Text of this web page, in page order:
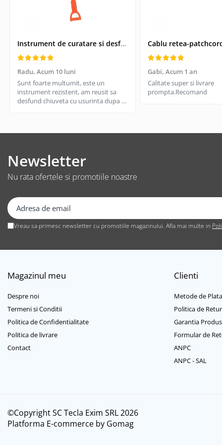
Boxe bluetooth
Boxe USB
Soundbar
Camera Web
Exterior
Casti
Casti In Ear bluetooth
Casti In Ear cu microfon
Casti mari bluetooth
Casti mari fara microfon
Casti medii cu microfon
Cititoare Carduri
Cititor Carduri USB 2.0
Cititor Carduri USB 3.0
Hub-uri USB
Priza bricheta auto
Priza retea
Instrument de curatare si desfundare coloane de scurgeri, Drain Cleaner, lungime 51 cm
Radu, Acum 10 luni
Sunt foarte multumit, este un
instrument rezistent, am reusit sa
desfund chiuveta cu usurinta dupa ce
Gabi, Acum 1 an
Calitate super si livrare
prompta.Recomand
Newsletter
Nu rata ofertele si promotiile noastre
Vreau sa primesc newsletter cu promotiile magazinului. Afla mai multe in
Magazinul meu
Despre noi
Termeni si Conditii
Politica de Confidentialitate
Politica de livrare
Contact
Clienti
Metode de Plata
Politica de Retur
Garantia
Formular de
ANPC
ANPC - SAL
©Copyright SC Tecla Exim SRL 2026
Platforma E-commerce by Gomag